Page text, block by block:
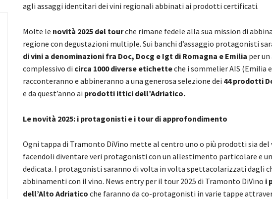
agli assaggi identitari dei vini regionali abbinati ai prodotti certificati.
Molte le novità 2025 del tourche rimane fedele alla sua mission di
regione con degustazioni multiple. Sui banchi d’assaggio protagonisti
di vini a denominazioni fra Doc, Docg e Igt di Romagna e Emilia per
complessivo di circa 1000 diverse etichetteche i sommelier AIS (Emilia
racconteranno e abbineranno a una generosa selezione dei 44 prodotti
e da quest’anno ai prodotti ittici dell’Adriatico.
Le novità 2025: i protagonisti e i tour di approfondimento
Ogni tappa di Tramonto DiVino mette al centro uno o più prodotti sia del
facendoli diventare veri protagonisti con un allestimento particolare e
dedicata. I protagonisti saranno di volta in volta spettacolarizzati dagli
abbinamenti con il vino. News entry per il tour 2025 di Tramonto DiVino i
dell’Alto Adriatico che faranno da co-protagonisti in varie tappe